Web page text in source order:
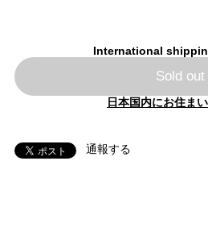
International
Sold out
日本国内にお住ま
通報する